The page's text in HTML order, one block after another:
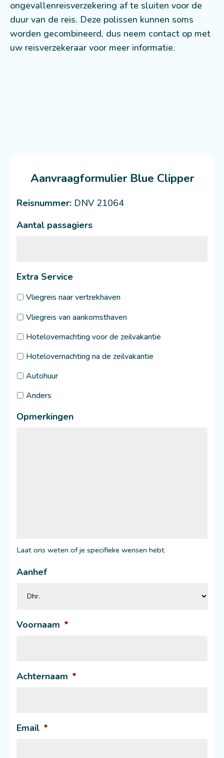
ongevallenreisverzekering af te sluiten voor de
duur van de reis. Deze polissen kunnen soms
worden gecombineerd, dus neem contact op met
uw reisverzekeraar voor meer informatie.
Aanvraagformulier Blue Clipper
Reisnummer: DNV 21064
Aantal passagiers
Extra Service
Vliegreis naar vertrekhaven
Vliegreis van aankomsthaven
Hotelovernachting voor de zeilvakantie
Hotelovernachting na de zeilvakantie
Autohuur
Anders
Opmerkingen
Laat ons weten of je specifieke wensen hebt
Aanhef
Voornaam *
Achternaam *
Email *